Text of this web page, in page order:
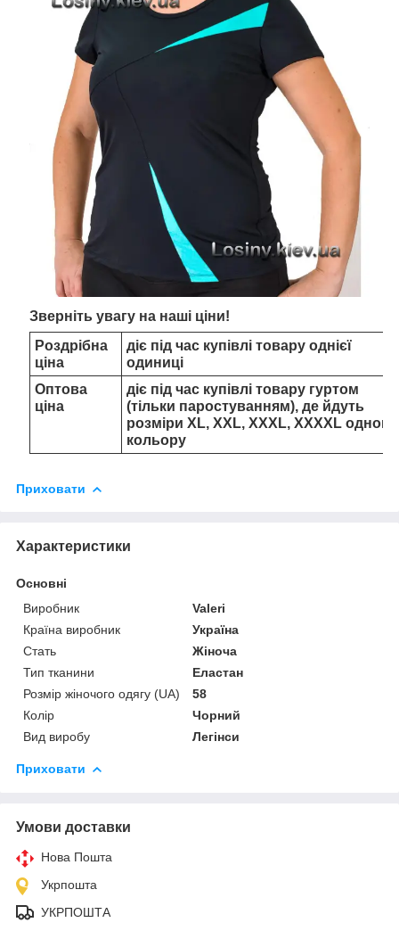
Зверніть увагу на наші ціни!
Роздрібна
ціна
діє під час купівлі товару однієї
одиниці
Оптова
ціна
діє під час купівлі товару гуртом
(тільки паростуванням), де йдуть
розміри XL, XXL, XXXL, XXXXL одного
кольору
Приховати
Характеристики
Основні
Виробник
Valeri
Країна виробник
Україна
Стать
Жіноча
Тип тканини
Еластан
Розмір жіночого одягу (UA)
58
Колір
Чорний
Вид виробу
Легінси
Приховати
Умови доставки
Нова Пошта
Укрпошта
УКРПОШТА